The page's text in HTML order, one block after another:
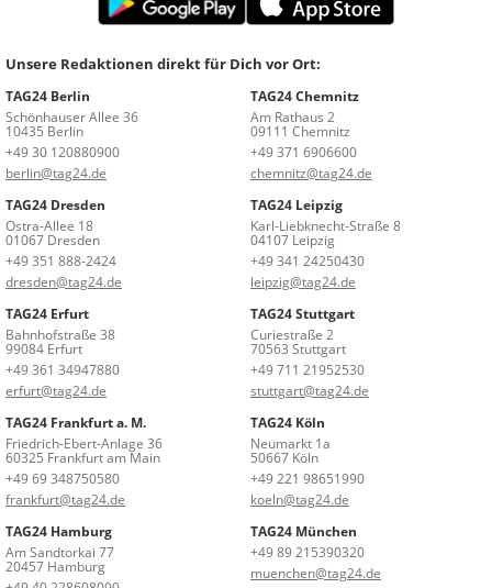
Unsere Redaktionen direkt für Dich vor Ort:
TAG24 Berlin
Schönhauser Allee 36
10435 Berlin
+49 30 120880900
berlin@tag24.de
TAG24 Chemnitz
Am Rathaus 2
09111 Chemnitz
+49 371 6906600
chemnitz@tag24.de
TAG24 Dresden
Ostra-Allee 18
01067 Dresden
+49 351 888-2424
dresden@tag24.de
TAG24 Leipzig
Karl-Liebknecht-Straße 8
04107 Leipzig
+49 341 24250430
leipzig@tag24.de
TAG24 Erfurt
Bahnhofstraße 38
99084 Erfurt
+49 361 34947880
erfurt@tag24.de
TAG24 Stuttgart
Curiestraße 2
70563 Stuttgart
+49 711 21952530
stuttgart@tag24.de
TAG24 Frankfurt a. M.
Friedrich-Ebert-Anlage 36
60325 Frankfurt am Main
+49 69 348750580
frankfurt@tag24.de
TAG24 Köln
Neumarkt 1a
50667 Köln
+49 221 98651990
koeln@tag24.de
TAG24 Hamburg
Am Sandtorkai 77
20457 Hamburg
TAG24 München
+49 89 215390320
muenchen@tag24.de